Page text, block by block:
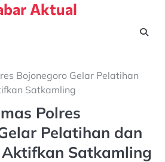
Aktual
Bojonegoro Gelar Pelatihan
Satkamling
Polres
Pelatihan dan
Satkamling